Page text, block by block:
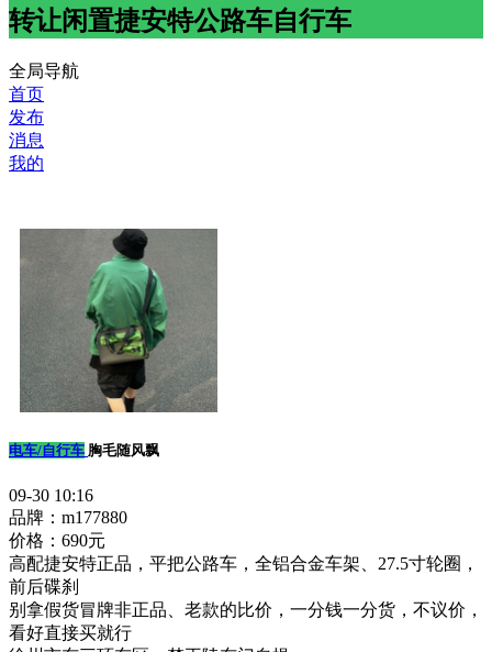
转让闲置捷安特公路车自行车
全局导航
首页
发布
消息
我的
电车/自行车 胸毛随风飘
09-30 10:16
品牌：m177880
价格：690元
高配捷安特正品，平把公路车，全铝合金车架、27.5寸轮圈，
前后碟刹
别拿假货冒牌非正品、老款的比价，一分钱一分货，不议价，
看好直接买就行